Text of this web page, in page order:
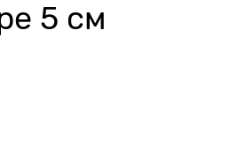
5 см